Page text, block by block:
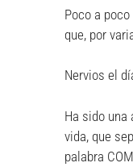
Poco a
que, por
Nervios el
Ha sido
vida, que
palabra